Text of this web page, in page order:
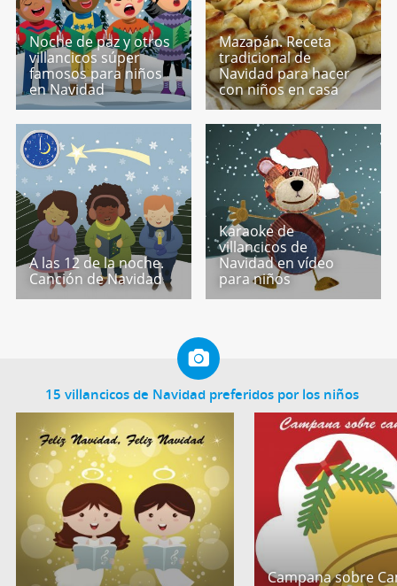
Noche de paz y otros
villancicos súper
famosos para niños
en Navidad
Mazapán. Receta
tradicional de
Navidad para hacer
con niños en casa
A las 12 de la noche.
Canción de Navidad
Karaoke de
villancicos de
Navidad en vídeo
para niños
15 villancicos de Navidad preferidos por los niños
Campana sobre